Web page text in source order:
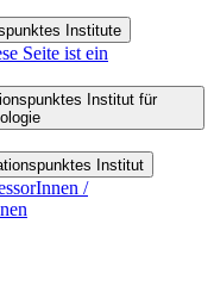
Institute
Seite ist ein
Institut für
Institut
/